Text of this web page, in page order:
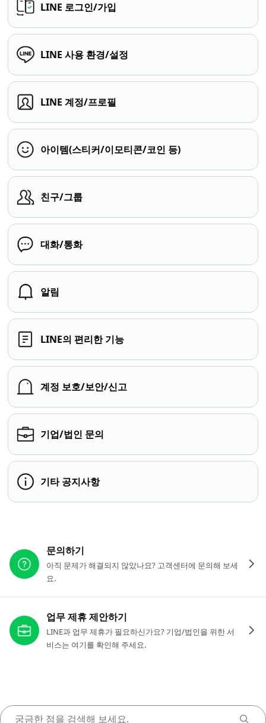
LINE 로그인/가입
LINE 사용 환경/설정
LINE 계정/프로필
아이템(스티커/이모티콘/코인 등)
친구/그룹
대화/통화
알림
LINE의 편리한 기능
계정 보호/보안/신고
기업/법인 문의
기타 공지사항
문의하기
아직 문제가 해결되지 않았나요? 고객센터에 문의해 보세
요.
업무 제휴 제안하기
LINE과 업무 제휴가 필요하신가요? 기업/법인을 위한 서
비스는 여기를 확인해 주세요.